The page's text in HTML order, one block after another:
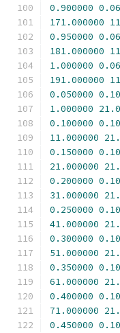
0.900000
171.000000
0.950000
181.000000
1.000000
191.000000
0.050000
1.000000
0.100000
11.000000
0.150000
21.000000
0.200000
31.000000
0.250000
41.000000
0.300000
51.000000
0.350000
61.000000
0.400000
71.000000
0.450000